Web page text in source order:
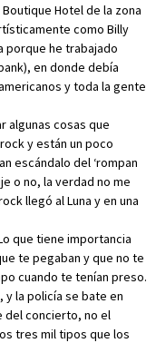
Hotel de la zona
como Billy
porque he trabajado
en donde debía
y toda la gente
algunas cosas que
y están un poco
escándalo del ‘rompan
o no, la verdad no me
llegó al Luna y en una
que tiene importancia
te pegaban y que no te
cuando te tenían preso.
y la policía se bate en
del concierto, no el
tres mil tipos que los